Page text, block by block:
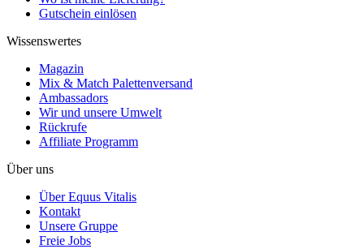
Gutschein einlösen
Wissenswertes
Magazin
Mix & Match Palettenversand
Ambassadors
Wir und unsere Umwelt
Rückrufe
Affiliate Programm
Über uns
Über Equus Vitalis
Kontakt
Unsere Gruppe
Freie Jobs